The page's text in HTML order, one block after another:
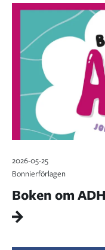
2026-05-25
Bonnierförlagen
Boken om